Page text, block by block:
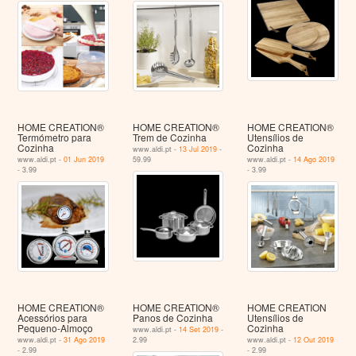
HOME CREATION®
Termómetro para
Cozinha
www.aldi.pt -01 Jun 2019
- 3.99
HOME CREATION®
Trem de Cozinha
www.aldi.pt - 13 Jul 2019-
59.99
HOME CREATION®
Utensílios de
Cozinha
www.aldi.pt - 14 Ago 2019
- 3.99
HOME CREATION®
Acessórios para
Pequeno-Almoço
www.aldi.pt -31 Ago 2019
- 2.99
HOME CREATION®
Panos de Cozinha
www.aldi.pt - 14 Set 2019-
2.99
HOME CREATION
Utensílios de
Cozinha
www.aldi.pt - 12 Out 2019
- 2.99